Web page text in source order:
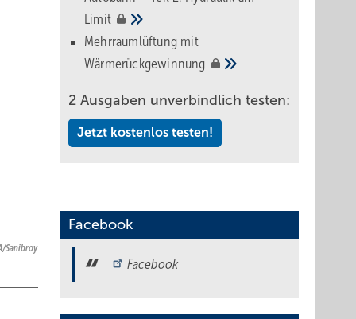
Sanibroy
Limit
Mehrraumlüftung mit
Wärmerückgewinnung
2 Ausgaben unverbindlich testen:
Jetzt kostenlos testen!
Facebook
Facebook